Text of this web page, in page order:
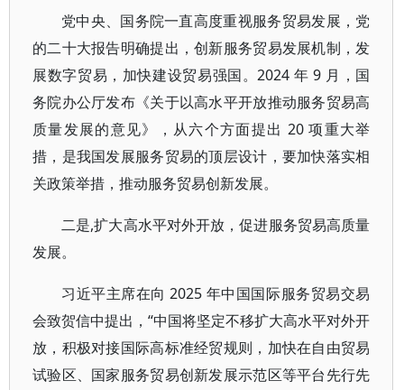
党中央、国务院一直高度重视服务贸易发展，党
的二十大报告明确提出，创新服务贸易发展机制，发
展数字贸易，加快建设贸易强国。2024 年 9 月，国
务院办公厅发布《关于以高水平开放推动服务贸易高
质量发展的意见》，从六个方面提出 20 项重大举
措，是我国发展服务贸易的顶层设计，要加快落实相
关政策举措，推动服务贸易创新发展。
二是,扩大高水平对外开放，促进服务贸易高质量
发展。
习近平主席在向 2025 年中国国际服务贸易交易
会致贺信中提出，“中国将坚定不移扩大高水平对外开
放，积极对接国际高标准经贸规则，加快在自由贸易
试验区、国家服务贸易创新发展示范区等平台先行先